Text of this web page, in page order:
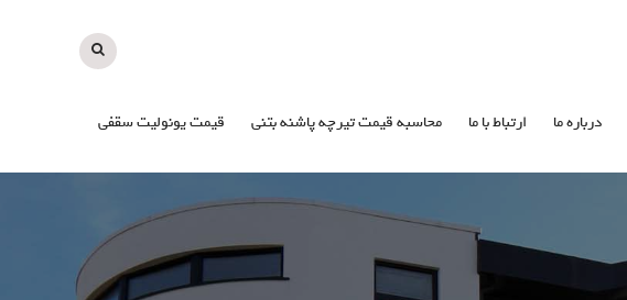
درباره ما ارتباط با ما محاسبه قیمت تیرچه پاشنه بتنی قیمت یونولیت سقفی